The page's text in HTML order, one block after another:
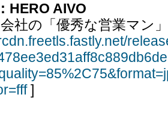
HERO AIVO
社の「優秀な営業マン
]